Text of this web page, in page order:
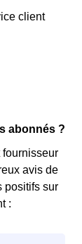
client
abonnés ?
fournisseur
avis de
positifs sur
: